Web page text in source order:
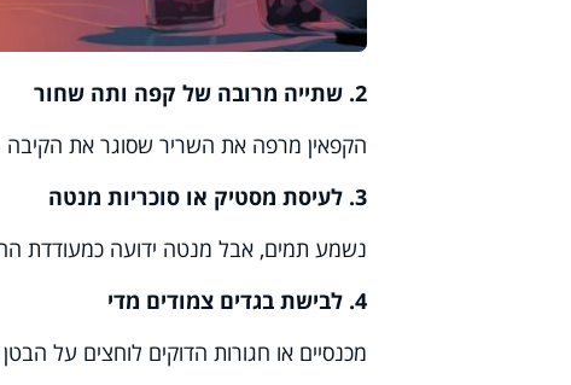
2. שתייה מרובה של קפה ותה שחור
הקפאין מרפה את השריר שסוגר את
3. לעיסת מסטיק או סוכריות מנטה
נשמע תמים, אבל מנטה ידועה כמעודדת
4. לבישת בגדים צמודים מדי
מכנסיים או חגורות הדוקים לוחצים על